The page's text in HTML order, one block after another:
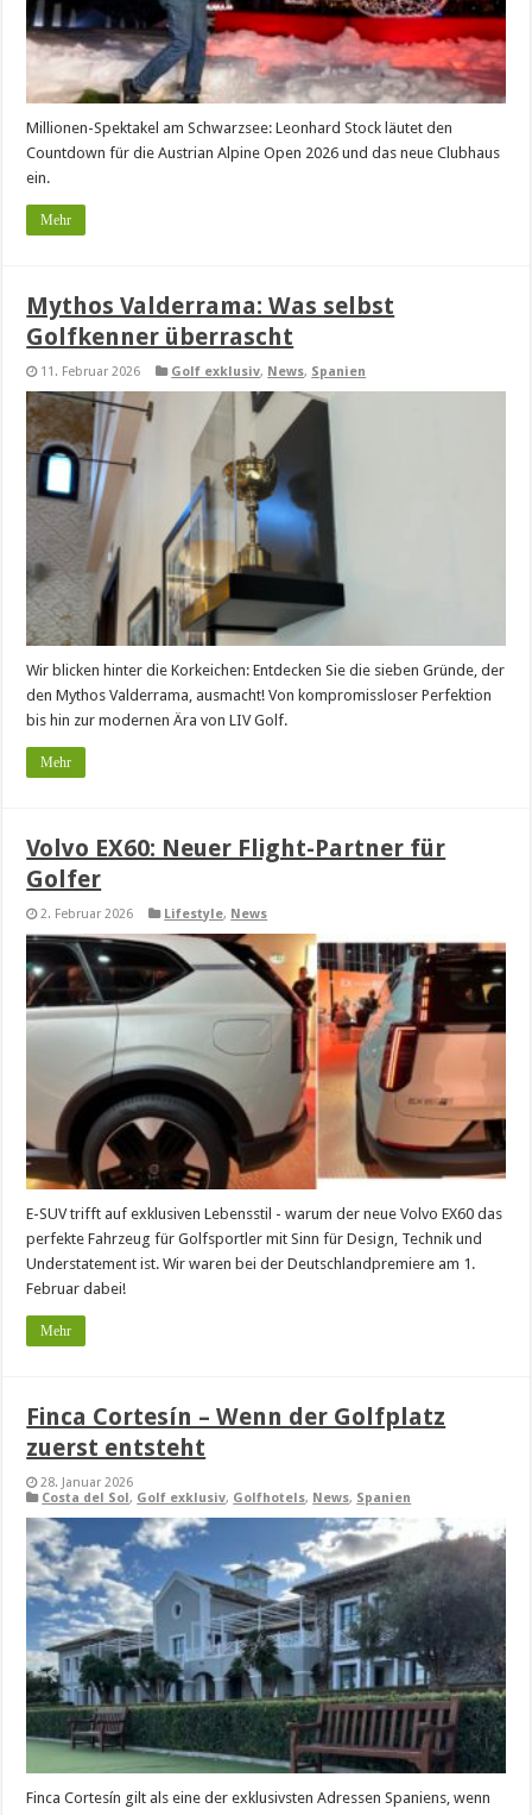
Millionen-Spektakel am Schwarzsee: Leonhard Stock läutet den
Countdown für die Austrian Alpine Open 2026 und das neue Clubhaus
ein.
Mehr
Mythos Valderrama: Was selbst
Golfkenner überrascht
11. Februar 2026 Golf exklusiv, News, Spanien
Wir blicken hinter die Korkeichen: Entdecken Sie die sieben Gründe, der
den Mythos Valderrama, ausmacht! Von kompromissloser Perfektion
bis hin zur modernen Ära von LIV Golf.
Mehr
Volvo EX60: Neuer Flight-Partner für
Golfer
2. Februar 2026 Lifestyle, News
E-SUV trifft auf exklusiven Lebensstil - warum der neue Volvo EX60 das
perfekte Fahrzeug für Golfsportler mit Sinn für Design, Technik und
Understatement ist. Wir waren bei der Deutschlandpremiere am 1.
Februar dabei!
Mehr
Finca Cortesín – Wenn der Golfplatz
zuerst entsteht
28. Januar 2026
Costa del Sol, Golf exklusiv, Golfhotels, News, Spanien
Finca Cortesín gilt als eine der exklusivsten Adressen Spaniens, wenn